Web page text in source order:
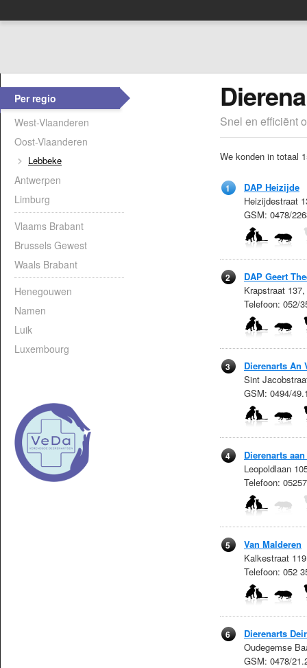
Per regio
West-Vlaanderen
Oost-Vlaanderen
Lebbeke
Antwerpen
Limburg
Vlaams Brabant
Brussels Gewest
Waals Brabant
Henegouwen
Namen
Luik
Luxembourg
Snel en efficiënt
We konden in totaal
1
DAP Heizijde
Heizijdestraat
GSM: 0478/
2
DAP Geert
Krapstraat
Telefoon: 052/
3
Dierenarts An
Sint
GSM: 0494/
4
Dierenarts
Leopoldlaan
Telefoon:
5
Van Malderen
Kalkestraat
Telefoon: 052
6
Dierenarts
Oudegemse
GSM: 0478/